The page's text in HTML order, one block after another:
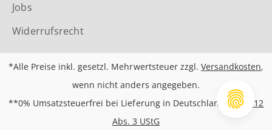
Jobs
Widerrufsrecht
*Alle Preise inkl. gesetzl. Mehrwertsteuer zzgl.Versandkosten,
wenn nicht anders angegeben.
**0% Umsatzsteuerfrei bei Lieferung in Deutschland nach
§12
Abs. 3 UStG